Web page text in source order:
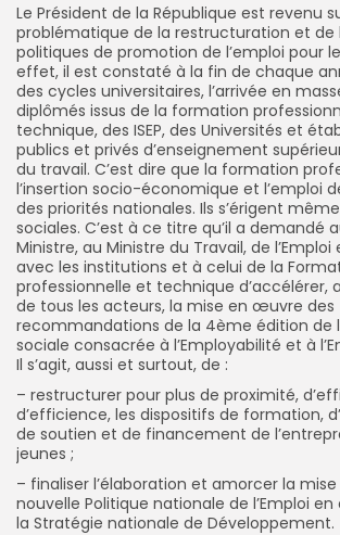
Le Président de la République est revenu
problématique de la restructuration et de
politiques de promotion de l’emploi pour
effet, il est constaté à la fin de chaque
des cycles universitaires, l’arrivée en
diplômés issus de la formation
technique, des ISEP, des Universités et
publics et privés d’enseignement
du travail. C’est dire que la formation
l’insertion socio-économique et l’emploi
des priorités nationales. Ils s’érigent
sociales. C’est à ce titre qu’il a demandé
Ministre, au Ministre du Travail, de l’Emploi
avec les institutions et à celui de la
professionnelle et technique d’accélérer,
de tous les acteurs, la mise en œuvre des
recommandations de la 4ème édition de
sociale consacrée à l’Employabilité et à
Il s’agit, aussi et surtout, de :
– restructurer pour plus de proximité,
d’efficience, les dispositifs de formation,
de soutien et de financement de
jeunes ;
– finaliser l’élaboration et amorcer la
nouvelle Politique nationale de l’Emploi
la Stratégie nationale de Développement.